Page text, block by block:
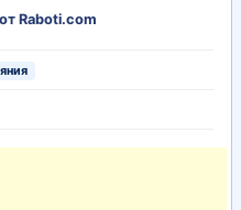
Raboti.com